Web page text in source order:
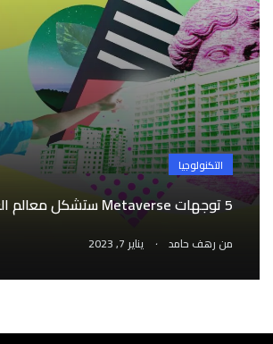
التكنولوجيا
5 توجهات Metaverse ستشكل معالم العقد القادم
من رهف حامد . يناير 7, 2023